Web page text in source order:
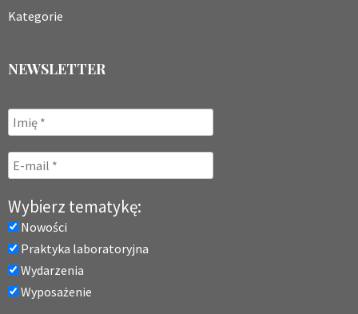
Kategorie
NEWSLETTER
Wybierz tematykę:
Nowości
Praktyka laboratoryjna
Wydarzenia
Wyposażenie